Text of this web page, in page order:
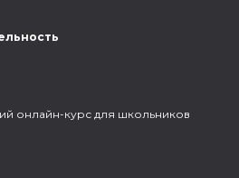
онлайн-курс для школьников